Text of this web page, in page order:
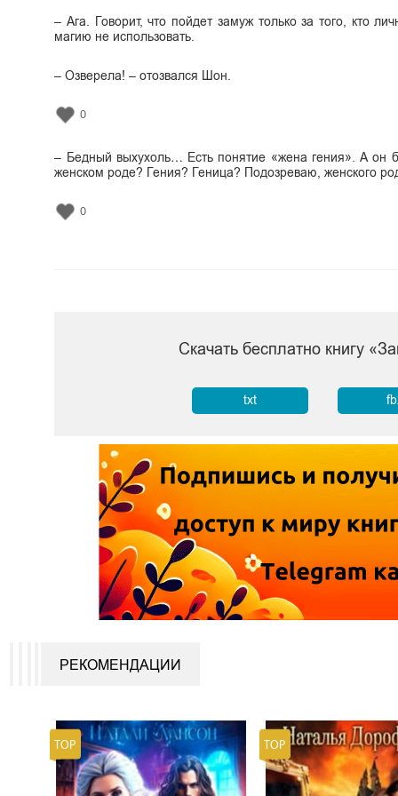
– Ага. Говорит, что пойдет замуж только за того, кто
магию не использовать.
– Озверела! – отозвался Шон.
0
– Бедный выхухоль… Есть понятие «жена гения». А он
женском роде? Гения? Геница? Подозреваю, женского
0
Скачать бесплатно книгу
txt
РЕКОМЕНДАЦИИ